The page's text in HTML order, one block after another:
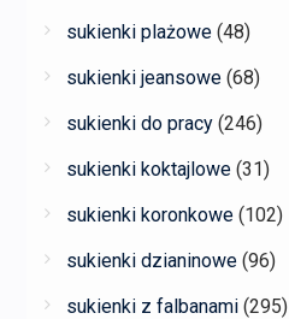
sukienki plażowe (48)
sukienki jeansowe (68)
sukienki do pracy (246)
sukienki koktajlowe (31)
sukienki koronkowe (102)
sukienki dzianinowe (96)
sukienki z falbanami (295)